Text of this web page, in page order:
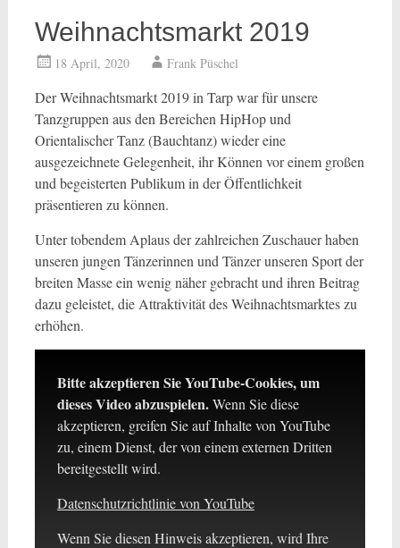
Weihnachtsmarkt 2019
18 April, 2020 Frank Püschel
Der Weihnachtsmarkt 2019 in Tarp war für unsere
Tanzgruppen aus den Bereichen HipHop und
Orientalischer Tanz (Bauchtanz) wieder eine
ausgezeichnete Gelegenheit, ihr Können vor einem großen
und begeisterten Publikum in der Öffentlichkeit
präsentieren zu können.
Unter tobendem Aplaus der zahlreichen Zuschauer haben
unseren jungen Tänzerinnen und Tänzer unseren Sport der
breiten Masse ein wenig näher gebracht und ihren Beitrag
dazu geleistet, die Attraktivität des Weihnachtsmarktes zu
erhöhen.
Bitte akzeptieren Sie YouTube-Cookies, um
dieses Video abzuspielen.Wenn Sie diese
akzeptieren, greifen Sie auf Inhalte von YouTube
zu, einem Dienst, der von einem externen Dritten
bereitgestellt wird.
Datenschutzrichtlinie von YouTube
Wenn Sie diesen Hinweis akzeptieren, wird Ihre